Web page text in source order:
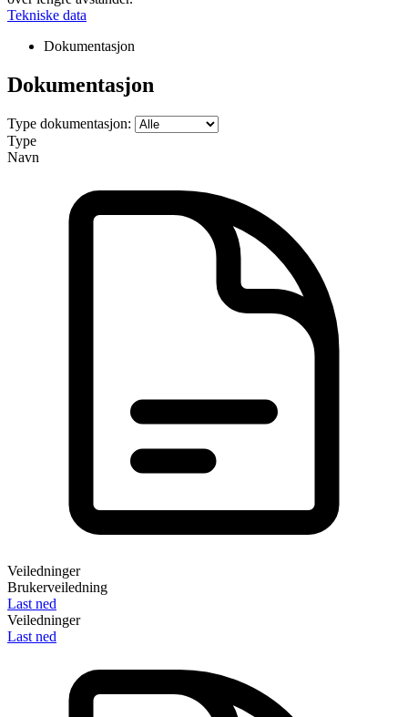
Tekniske data
Dokumentasjon
Dokumentasjon
Type dokumentasjon:
Type
Navn
Veiledninger
Brukerveiledning
Last ned
Veiledninger
Last ned